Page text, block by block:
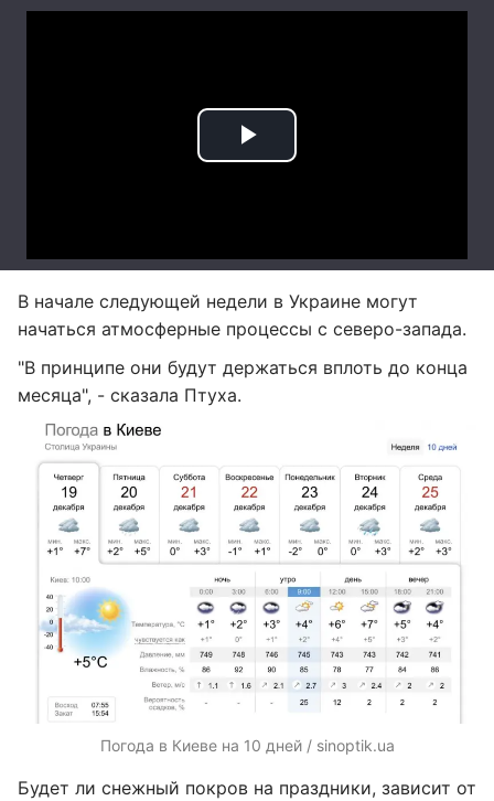
В начале следующей недели в Украине могут
начаться атмосферные процессы с северо-запада.
"В принципе они будут держаться вплоть до конца
месяца", - сказала Птуха.
Погода в Киеве на 10 дней / sinoptik.ua
Будет ли снежный покров на праздники, зависит от